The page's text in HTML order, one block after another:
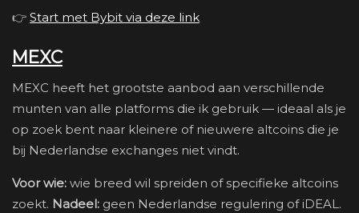
👉 Start met Bybit via deze link
MEXC
MEXC heeft het grootste aanbod aan verschillende
munten van alle platforms die ik gebruik — ideaal als je
op zoek bent naar kleinere of nieuwere altcoins die je
bij Nederlandse exchanges niet vindt.
Voor wie: wie breed wil spreiden of specifieke altcoins
zoekt. Nadeel: geen Nederlandse regulering of iDEAL.